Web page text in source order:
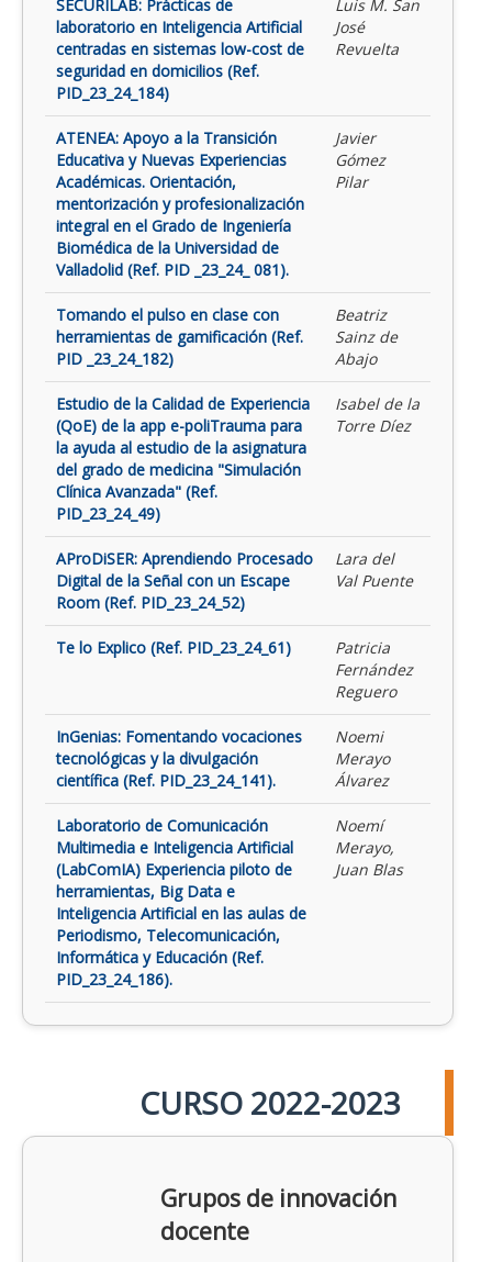
SECURILAB: Prácticas de
laboratorio en Inteligencia Artificial
centradas en sistemas low-cost de
seguridad en domicilios (Ref.
PID_23_24_184)
Luis M. San
José
Revuelta
ATENEA: Apoyo a la Transición
Educativa y Nuevas Experiencias
Académicas. Orientación,
mentorización y profesionalización
integral en el Grado de Ingeniería
Biomédica de la Universidad de
Valladolid (Ref. PID _23_24_ 081).
Javier
Gómez
Pilar
Tomando el pulso en clase con
herramientas de gamificación (Ref.
PID _23_24_182)
Beatriz
Sainz de
Abajo
Estudio de la Calidad de Experiencia
(QoE) de la app e-poliTrauma para
la ayuda al estudio de la asignatura
del grado de medicina "Simulación
Clínica Avanzada" (Ref.
PID_23_24_49)
Isabel de la
Torre Díez
AProDiSER: Aprendiendo Procesado
Digital de la Señal con un Escape
Room (Ref. PID_23_24_52)
Lara del
Val Puente
Te lo Explico (Ref. PID_23_24_61)
Patricia
Fernández
Reguero
InGenias: Fomentando vocaciones
tecnológicas y la divulgación
científica (Ref. PID_23_24_141).
Noemi
Merayo
Álvarez
Laboratorio de Comunicación
Multimedia e Inteligencia Artificial
(LabComIA) Experiencia piloto de
herramientas, Big Data e
Inteligencia Artificial en las aulas de
Periodismo, Telecomunicación,
Informática y Educación (Ref.
PID_23_24_186).
Noemí
Merayo,
Juan Blas
CURSO 2022-2023
Grupos de innovación
docente